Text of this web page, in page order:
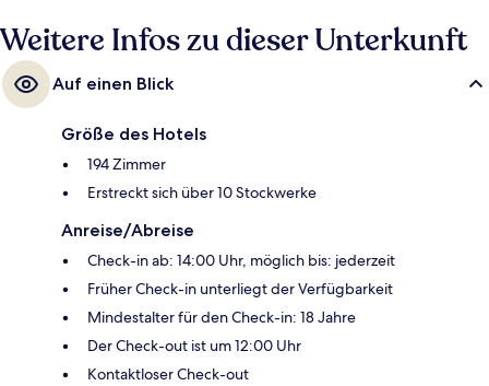
Weitere Infos zu dieser Unterkunft
Auf einen Blick
Größe des Hotels
194 Zimmer
Erstreckt sich über 10 Stockwerke
Anreise/Abreise
Check-in ab: 14:00 Uhr, möglich bis: jederzeit
Früher Check-in unterliegt der Verfügbarkeit
Mindestalter für den Check-in: 18 Jahre
Der Check-out ist um 12:00 Uhr
Kontaktloser Check-out